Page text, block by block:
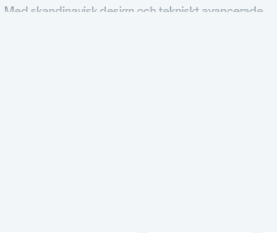
skandinavisk design och tekniskt avancerade
varje väder